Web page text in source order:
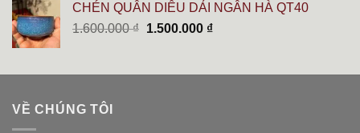
6.000.000 ₫.là:
5.400.000 ₫.
CHÉN QUÂN DIÊU DẢI NGÂN HÀ QT40
1.600.000₫ Giá
1.600.000 ₫.
1.500.000 ₫Giá
là:
VỀ CHÚNG TÔI